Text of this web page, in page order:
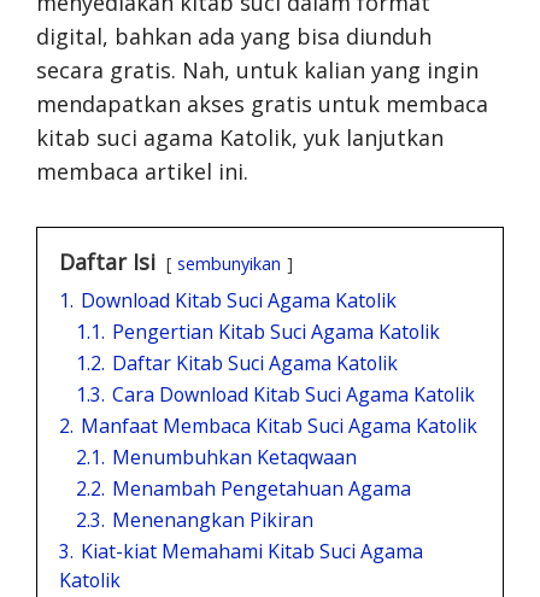
digital, bahkan ada yang bisa diunduh
secara gratis. Nah, untuk kalian yang ingin
mendapatkan akses gratis untuk membaca
kitab suci agama Katolik, yuk lanjutkan
membaca artikel ini.
Daftar Isi sembunyikan
1. Download Kitab Suci Agama Katolik
1.1. Pengertian Kitab Suci Agama Katolik
1.2. Daftar Kitab Suci Agama Katolik
1.3. Cara Download Kitab Suci Agama Katolik
2. Manfaat Membaca Kitab Suci Agama Katolik
2.1. Menumbuhkan Ketaqwaan
2.2. Menambah Pengetahuan Agama
2.3. Menenangkan Pikiran
3. Kiat-kiat Memahami Kitab Suci Agama
Katolik